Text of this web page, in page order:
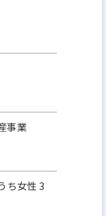
事業
ち女性 3